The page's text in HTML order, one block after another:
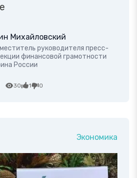
Михайловский
руководителя пресс-
финансовой грамотности
России
30 1 0
Экономика